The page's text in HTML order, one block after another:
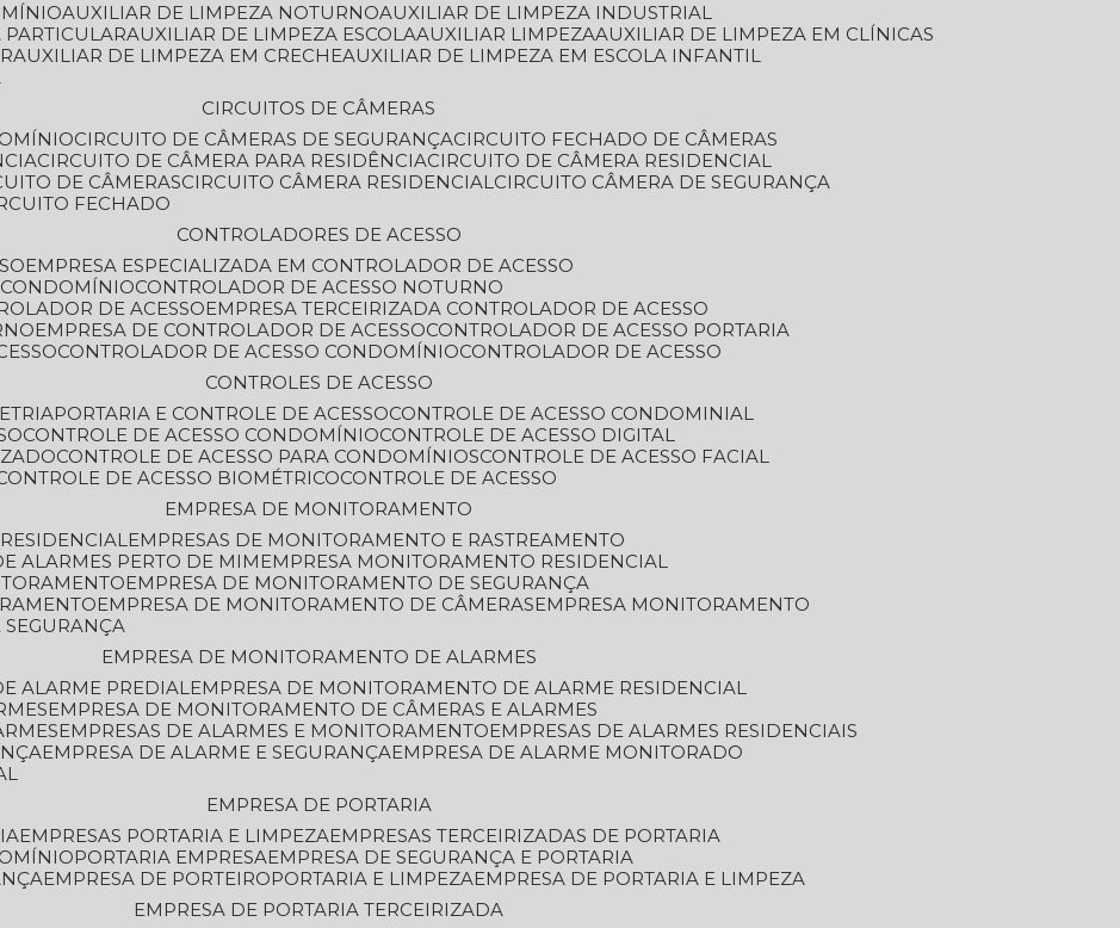
AUXILIAR DE LIMPEZA NOTURNO
AUXILIAR DE LIMPEZA INDUSTRIAL
PARTICULAR
AUXILIAR DE LIMPEZA ESCOLA AUXILIAR LIMPEZA
AUXILIAR DE LIMPEZA EM CLÍNICAS
AUXILIAR DE LIMPEZA EM CRECHE
AUXILIAR DE LIMPEZA EM ESCOLA INFANTIL
CIRCUITOS DE CÂMERAS
CIRCUITO DE CÂMERAS DE SEGURANÇA
CIRCUITO FECHADO DE CÂMERAS
CIRCUITO DE CÂMERA PARA RESIDÊNCIA
CIRCUITO DE CÂMERA RESIDENCIAL
DE CÂMERAS CIRCUITO CÂMERA RESIDENCIAL
CIRCUITO CÂMERA DE SEGURANÇA
FECHADO
CONTROLADORES DE ACESSO
EMPRESA ESPECIALIZADA EM CONTROLADOR DE ACESSO
CONDOMÍNIO
CONTROLADOR DE ACESSO NOTURNO
DE ACESSO
EMPRESA TERCEIRIZADA CONTROLADOR DE ACESSO
EMPRESA DE CONTROLADOR DE ACESSO
CONTROLADOR DE ACESSO PORTARIA
CONTROLADOR DE ACESSO CONDOMÍNIO
CONTROLADOR DE ACESSO
CONTROLES DE ACESSO
PORTARIA E CONTROLE DE ACESSO
CONTROLE DE ACESSO CONDOMINIAL
CONTROLE DE ACESSO CONDOMÍNIO
CONTROLE DE ACESSO DIGITAL
CONTROLE DE ACESSO PARA CONDOMÍNIOS
CONTROLE DE ACESSO FACIAL
CONTROLE DE ACESSO BIOMÉTRICO
CONTROLE DE ACESSO
EMPRESA DE MONITORAMENTO
EMPRESAS DE MONITORAMENTO E RASTREAMENTO
ALARMES PERTO DE MIM
EMPRESA MONITORAMENTO RESIDENCIAL
EMPRESA DE MONITORAMENTO DE SEGURANÇA
EMPRESA DE MONITORAMENTO DE CÂMERAS
EMPRESA MONITORAMENTO
SEGURANÇA
EMPRESA DE MONITORAMENTO DE ALARMES
ALARME PREDIAL
EMPRESA DE MONITORAMENTO DE ALARME RESIDENCIAL
EMPRESA DE MONITORAMENTO DE CÂMERAS E ALARMES
EMPRESAS DE ALARMES E MONITORAMENTO
EMPRESAS DE ALARMES RESIDENCIAIS
EMPRESA DE ALARME E SEGURANÇA
EMPRESA DE ALARME MONITORADO
EMPRESA DE PORTARIA
EMPRESAS PORTARIA E LIMPEZA
EMPRESAS TERCEIRIZADAS DE PORTARIA
PORTARIA EMPRESA
EMPRESA DE SEGURANÇA E PORTARIA
EMPRESA DE PORTEIRO PORTARIA E LIMPEZA
EMPRESA DE PORTARIA E LIMPEZA
EMPRESA DE PORTARIA TERCEIRIZADA